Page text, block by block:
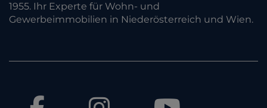
1955. Ihr Experte für Wohn- und
Gewerbeimmobilien in Niederösterreich und Wien.